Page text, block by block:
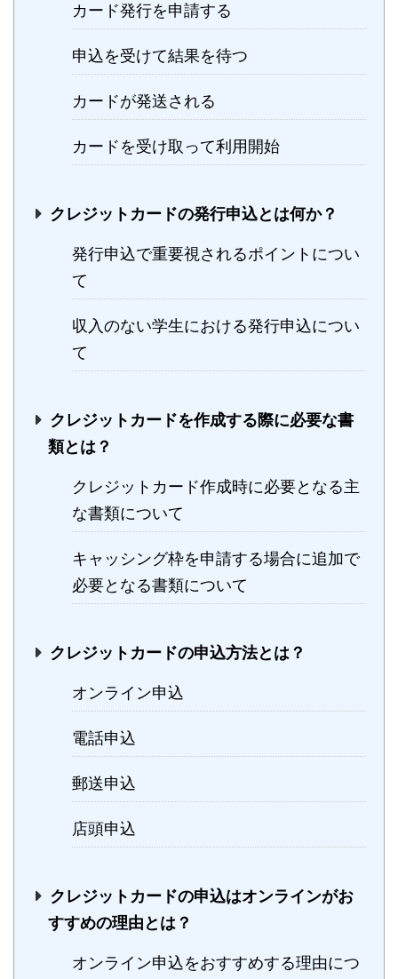
カード発行を申請する
申込を受けて結果を待つ
カードが発送される
カードを受け取って利用開始
クレジットカードの発行申込とは何か？
発行申込で重要視されるポイントについ
て
収入のない学生における発行申込につい
て
クレジットカードを作成する際に必要な書
類とは？
クレジットカード作成時に必要となる主
な書類について
キャッシング枠を申請する場合に追加で
必要となる書類について
クレジットカードの申込方法とは？
オンライン申込
電話申込
郵送申込
店頭申込
クレジットカードの申込はオンラインがお
すすめの理由とは？
オンライン申込をおすすめする理由につ